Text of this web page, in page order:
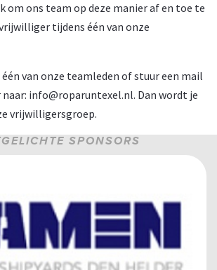
om ons team op deze manier af en toe te
tijdens één van onze
één van onze teamleden of stuur een mail
info@roparuntexel.nl. Dan wordt je
vrijwilligersgroep.
SPONSORS